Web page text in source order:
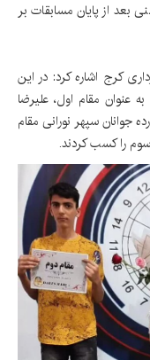
بعد از پایان مسابقات بر
کرج اشاره کرد: در این
عنوان مقام اول، علیرضا
سپهر نورانی مقام
را کسب کردند.